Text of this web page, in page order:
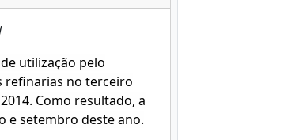
utilização pelo
refinarias no terceiro
Como resultado, a
e setembro deste ano.